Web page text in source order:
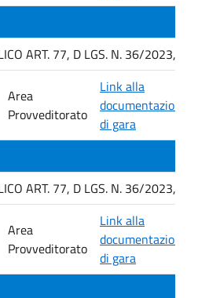
ART. 77, D LGS. N. 36/2023,
Area
Provveditorato
Link alla
documentazione
di gara
ART. 77, D LGS. N. 36/2023,
Area
Provveditorato
Link alla
documentazione
di gara